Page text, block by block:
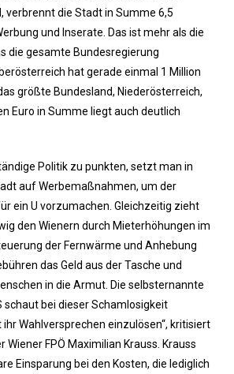
verbrennt die Stadt in Summe 6,5
und Inserate. Das ist mehr als die
die gesamte Bundesregierung
hat gerade einmal 1 Million
größte Bundesland, Niederösterreich,
Euro in Summe liegt auch deutlich
Politik zu punkten, setzt man in
auf Werbemaßnahmen, um der
ein U vorzumachen. Gleichzeitig zieht
den Wienern durch Mieterhöhungen im
der Fernwärme und Anhebung
das Geld aus der Tasche und
in die Armut. Die selbsternannte
schaut bei dieser Schamlosigkeit
Wahlversprechen einzulösen“, kritisiert
Wiener FPÖ Maximilian Krauss. Krauss
Einsparung bei den Kosten, die lediglich